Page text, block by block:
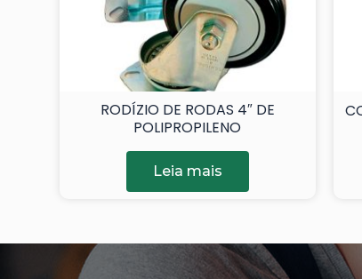
RODÍZIO DE RODAS 4″ DE
POLIPROPILENO
Leia mais